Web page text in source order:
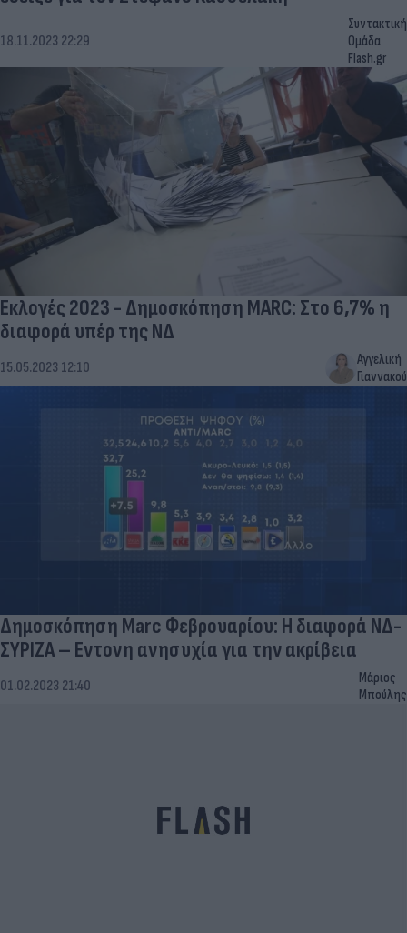
18.11.2023 22:29
Συντακτική
Ομάδα
Flash.gr
Εκλογές 2023 - Δημοσκόπηση MARC: Στο 6,7% η
διαφορά υπέρ της ΝΔ
15.05.2023 12:10
Αγγελική
Γιαννακού
Δημοσκόπηση Marc Φεβρουαρίου: Η διαφορά ΝΔ-
ΣΥΡΙΖΑ – Εντονη ανησυχία για την ακρίβεια
01.02.2023 21:40
Μάριος
Μπούλης